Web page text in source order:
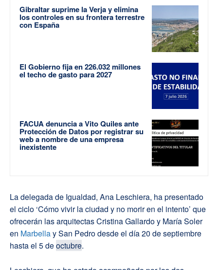
Gibraltar suprime la Verja y elimina
los controles en su frontera terrestre
con España
El Gobierno fija en 226.032 millones
el techo de gasto para 2027
FACUA denuncia a Vito Quiles ante
Protección de Datos por registrar su
web a nombre de una empresa
inexistente
La delegada de Igualdad, Ana Leschiera, ha presentado
el ciclo ‘Cómo vivir la ciudad y no morir en el intento’ que
ofrecerán las arquitectas Cristina Gallardo y María Soler
en Marbellay San Pedro desde el día 20 de septiembre
hasta el 5 deoctubre.